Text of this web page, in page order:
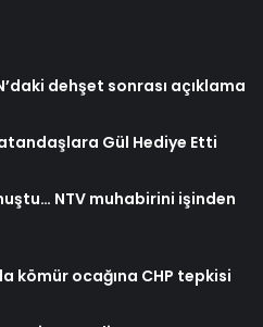
dehşet sonrası açıklama
Gül Hediye Etti
NTV muhabirini işinden
kömür ocağına CHP tepkisi